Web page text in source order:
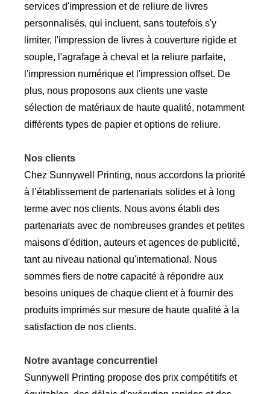
services d'impression et de reliure de livres
personnalisés, qui incluent, sans toutefois s'y
limiter, l'impression de livres à couverture rigide et
souple, l'agrafage à cheval et la reliure parfaite,
l'impression numérique et l'impression offset. De
plus, nous proposons aux clients une vaste
sélection de matériaux de haute qualité, notamment
différents types de papier et options de reliure.
Nos clients
Chez Sunnywell Printing, nous accordons la priorité
à l’établissement de partenariats solides et à long
terme avec nos clients. Nous avons établi des
partenariats avec de nombreuses grandes et petites
maisons d'édition, auteurs et agences de publicité,
tant au niveau national qu'international. Nous
sommes fiers de notre capacité à répondre aux
besoins uniques de chaque client et à fournir des
produits imprimés sur mesure de haute qualité à la
satisfaction de nos clients.
Notre avantage concurrentiel
Sunnywell Printing propose des prix compétitifs et